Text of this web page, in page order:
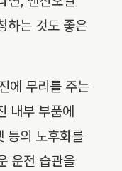
하는 것도 좋은
에 무리를 주는
내부 부품에
등의 노후화를
운전 습관을